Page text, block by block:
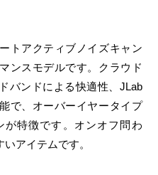
トアクティブノイズキャン
ンスモデルです。クラウド
バンドによる快適性、JLab
で、オーバーイヤータイプ
特徴です。オンオフ問わ
アイテムです。